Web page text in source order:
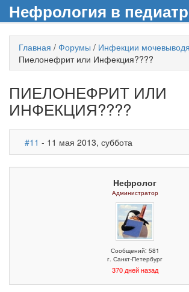
Нефрология в
Главная / Форумы / Инфекции
Пиелонефрит или Инфекция????
ПИЕЛОНЕФРИТ ИЛИ
ИНФЕКЦИЯ????
#11 - 11 мая 2013, суббота
Нефролог
Администратор
Сообщений: 581
г. Санкт-Петербург
370 дней назад